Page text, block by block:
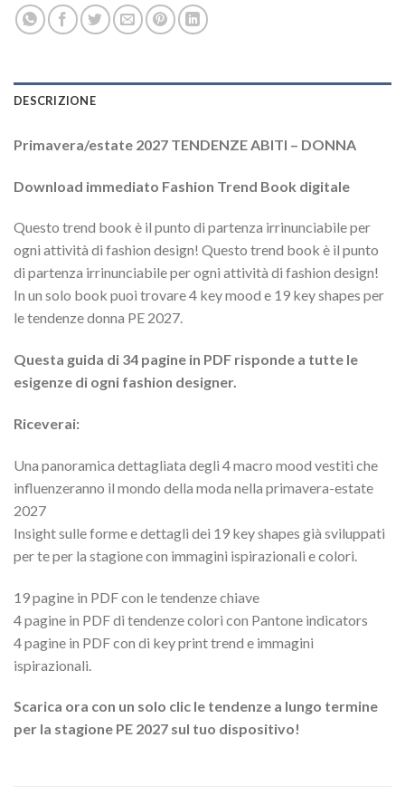
DESCRIZIONE
Primavera/estate 2027 TENDENZE ABITI – DONNA
Download immediato Fashion Trend Book digitale
Questo trend book è il punto di partenza irrinunciabile per
ogni attività di fashion design! Questo trend book è il punto
di partenza irrinunciabile per ogni attività di fashion design!
In un solo book puoi trovare 4 key mood e 19 key shapes per
le tendenze donna PE 2027.
Questa guida di 34 pagine in PDF risponde a tutte le
esigenze di ogni fashion designer.
Riceverai:
Una panoramica dettagliata degli 4 macro mood vestiti che
influenzeranno il mondo della moda nella primavera-estate
2027
Insight sulle forme e dettagli dei 19 key shapes già sviluppati
per te per la stagione con immagini ispirazionali e colori.
19 pagine in PDF con le tendenze chiave
4 pagine in PDF di tendenze colori con Pantone indicators
4 pagine in PDF con di key print trend e immagini
ispirazionali.
Scarica ora con un solo clic le tendenze a lungo termine
per la stagione PE 2027 sul tuo dispositivo!